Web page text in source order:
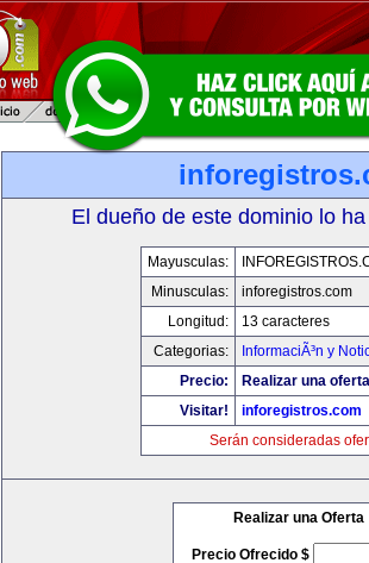
El dueño de este dominio lo
Mayusculas:
Minusculas:
inforegistros.com
Longitud:
13 caracteres
Categorias:
InformaciÃ³n y
Precio:
Realizar una
Visitar!
inforegistros.com
Serán consideradas
Realizar una Oferta
Precio Ofrecido $